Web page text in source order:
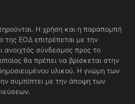
Η χρήση και η παραπομπή
της ΕΟΔ επιτρέπεται με την
ανοιχτός σύνδεσμος προς το
θα πρέπει να βρίσκεται στην
υλικού. Η γνώμη των
συμπίπτει με την άποψη των